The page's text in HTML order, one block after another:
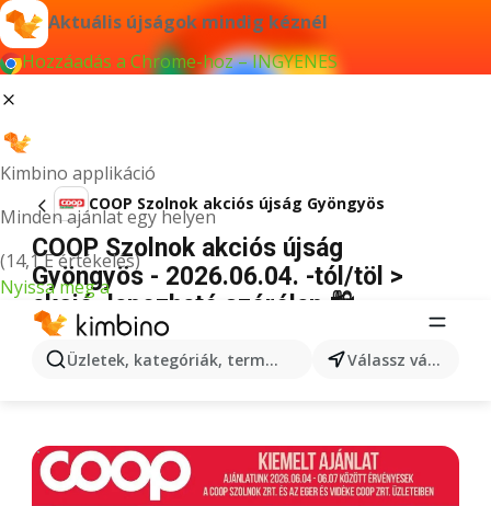
Aktuális újságok mindig kéznél
Hozzáadás a Chrome-hoz – INGYENES
Kimbino applikáció
Minden ajánlat egy helyen
(14,1 E értékelés)
Nyissa meg a
Üzletek, kategóriák, termékek keresése... Válassz várost
COOP Szolnok akciós újság Gyöngyös
COOP Szolnok akciós újság
Gyöngyös - 2026.06.04. -tól/töl >
akció, lapozható szórólap 🛍️